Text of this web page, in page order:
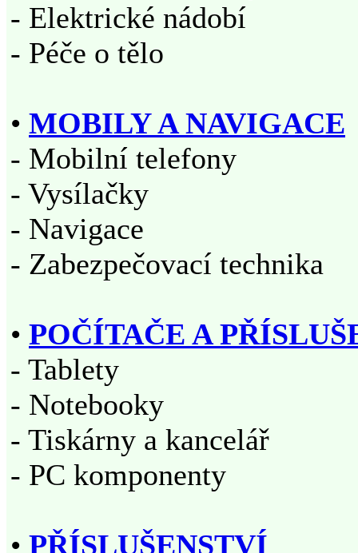
- Elektrické nádobí
- Péče o tělo
• MOBILY A NAVIGACE
- Mobilní telefony
- Vysílačky
- Navigace
- Zabezpečovací technika
• POČÍTAČE A
- Tablety
- Notebooky
- Tiskárny a kancelář
- PC komponenty
• PŘÍSLUŠENSTVÍ